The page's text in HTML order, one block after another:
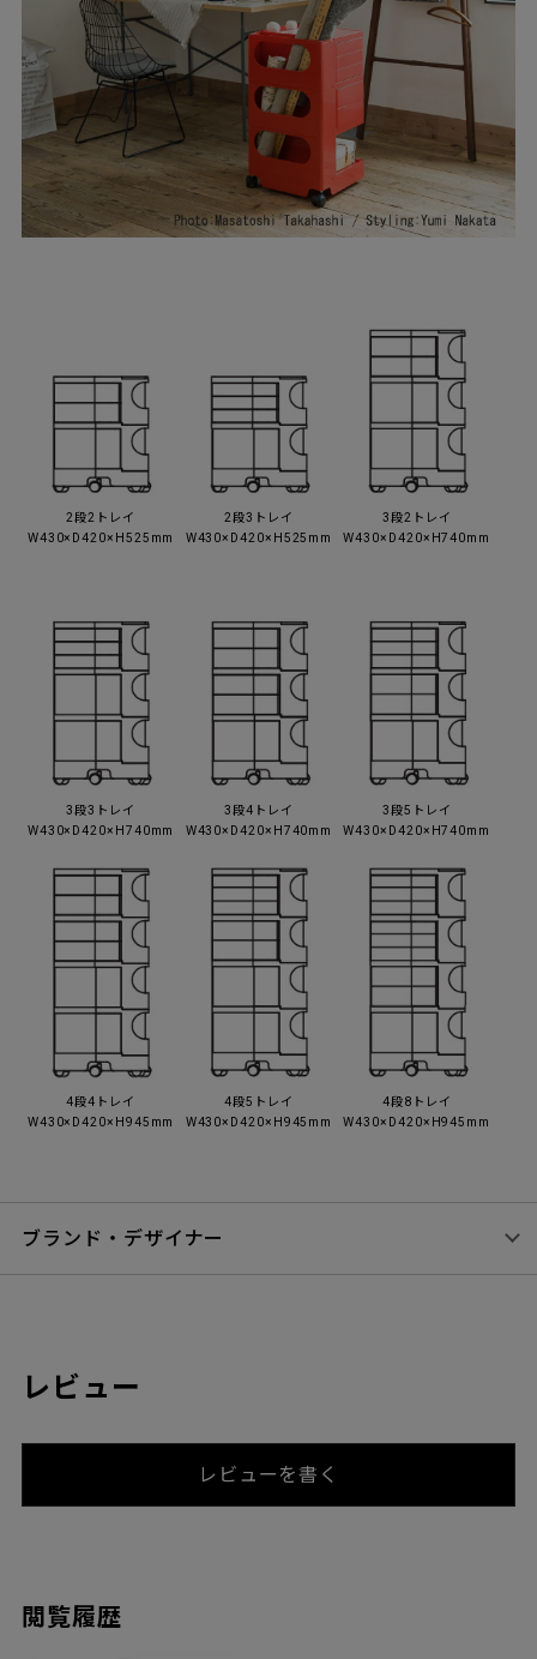
2段2トレイ
W430×D420×H525mm
2段3トレイ
W430×D420×H525mm
3段2トレイ
W430×D420×H740mm
3段3トレイ
W430×D420×H740mm
3段4トレイ
W430×D420×H740mm
3段5トレイ
W430×D420×H740mm
4段4トレイ
W430×D420×H945mm
4段5トレイ
W430×D420×H945mm
4段8トレイ
W430×D420×H945mm
ブランド・デザイナー
レビュー
レビューを書く
閲覧履歴